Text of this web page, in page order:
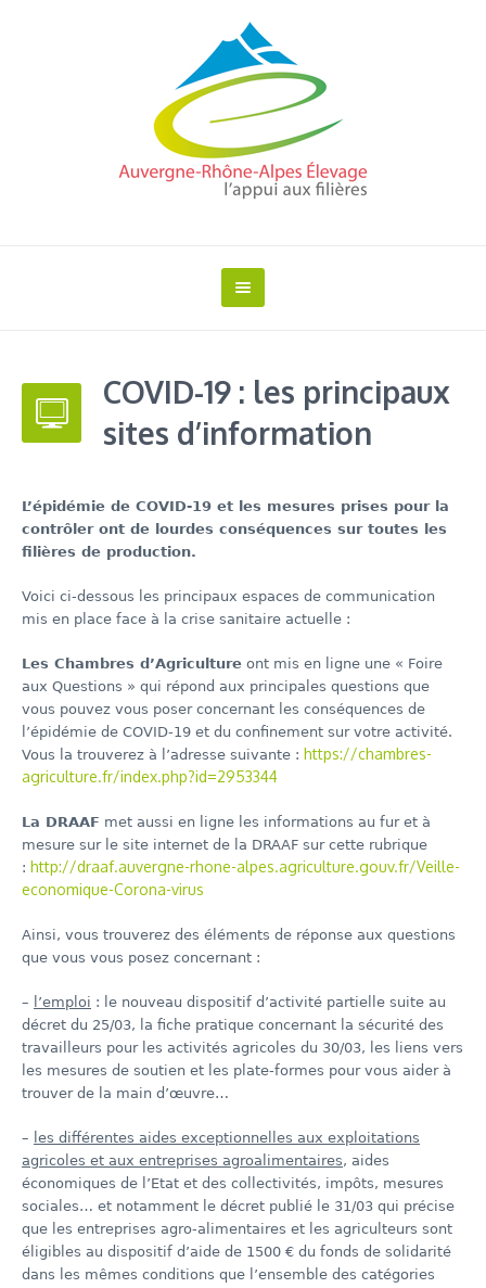
COVID-19 : les principaux
sites d’information
L’épidémie de COVID-19 et les mesures prises pour la
contrôler ont de lourdes conséquences sur toutes les
filières de production.
Voici ci-dessous les principaux espaces de communication
mis en place face à la crise sanitaire actuelle :
Les Chambres d’Agriculture ont mis en ligne une « Foire
aux Questions » qui répond aux principales questions que
vous pouvez vous poser concernant les conséquences de
l’épidémie de COVID-19 et du confinement sur votre activité.
Vous la trouverez à l’adresse suivante : https://chambres-
agriculture.fr/index.php?id=2953344
La DRAAF met aussi en ligne les informations au fur et à
mesure sur le site internet de la DRAAF sur cette rubrique
: http://draaf.auvergne-rhone-alpes.agriculture.gouv.fr/Veille-
economique-Corona-virus
Ainsi, vous trouverez des éléments de réponse aux questions
que vous vous posez concernant :
– l’emploi : le nouveau dispositif d’activité partielle suite au
décret du 25/03, la fiche pratique concernant la sécurité des
travailleurs pour les activités agricoles du 30/03, les liens vers
les mesures de soutien et les plate-formes pour vous aider à
trouver de la main d’œuvre…
– les différentes aides exceptionnelles aux exploitations
agricoles et aux entreprises agroalimentaires, aides
économiques de l’Etat et des collectivités, impôts, mesures
sociales… et notamment le décret publié le 31/03 qui précise
que les entreprises agro-alimentaires et les agriculteurs sont
éligibles au dispositif d’aide de 1500 € du fonds de solidarité
dans les mêmes conditions que l’ensemble des catégories